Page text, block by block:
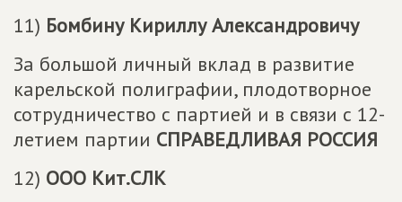
11) Бомбину Кириллу Александровичу
За большой личный вклад в развитие
карельской полиграфии, плодотворное
сотрудничество с партией и в связи с 12-
летием партии СПРАВЕДЛИВАЯ РОССИЯ
12) ООО Кит.СЛК